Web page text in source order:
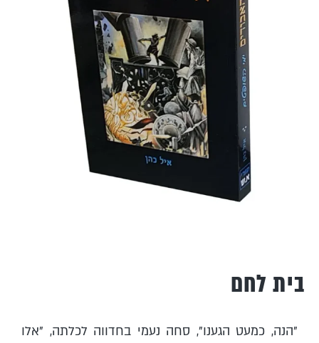
בית לחם
"הנה, כמעט הגענו", סחה נעמי בחדווה לכלתה, "אלו